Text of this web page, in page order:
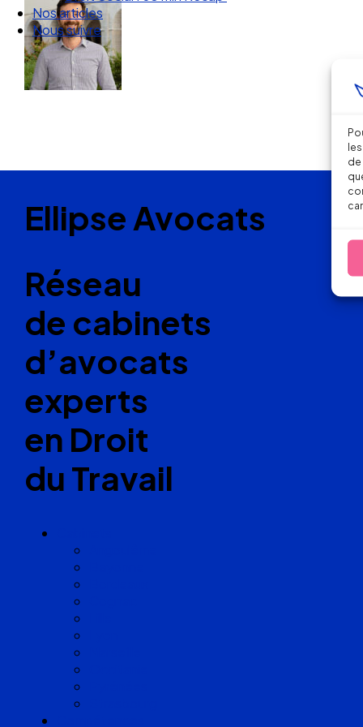
de
Nos articles
Nous suivre
Ellipse Avocats
Réseau
de cabinets
d’avocats
experts
en Droit
du Travail